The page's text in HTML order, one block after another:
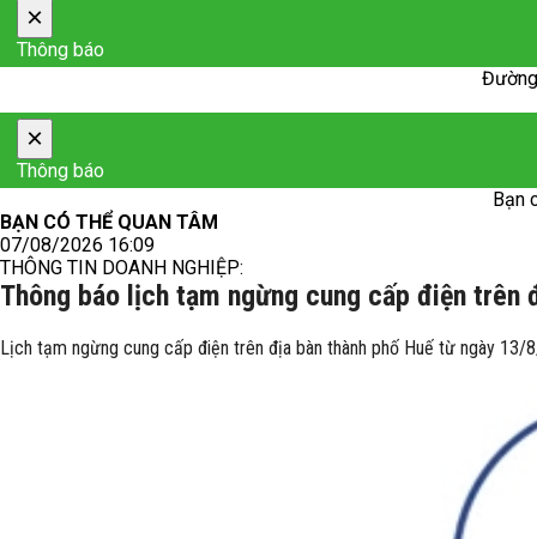
×
Thông báo
×
Thông báo
Bạn
BẠN CÓ THỂ QUAN TÂM
07/08/2026 16:09
THÔNG TIN DOANH NGHIỆP:
Thông báo lịch tạm ngừng cung cấp điện
Lịch tạm ngừng cung cấp điện trên địa bàn thành phố Huế từ ngày